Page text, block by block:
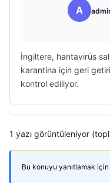
A
İngiltere, hantavirüs
karantina için geri
kontrol ediliyor.
1 yazı görüntüleniyor
Bu konuyu yanıtlamak için